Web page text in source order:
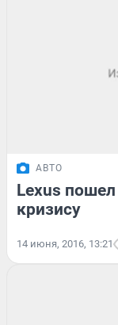
АВТО
Lexus
кризису
14 июня, 2016, 13:21